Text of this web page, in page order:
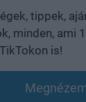
tippek,
minden, ami
is!